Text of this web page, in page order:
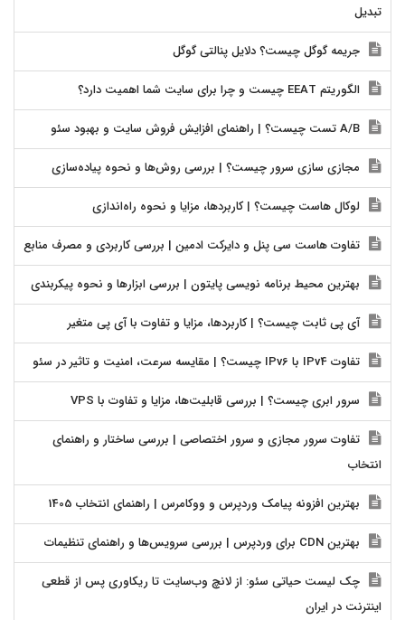
تبدیل
جریمه گوگل چیست؟ دلایل پنالتی گوگل
الگوریتم EEAT چیست و چرا برای سایت شما اهمیت دارد؟
مجازی سازی سرور چیست؟ | بررسی روش‌ها و نحوه پیاده‌سازی
لوکال هاست چیست؟ | کاربردها، مزایا و نحوه راه‌اندازی
تفاوت هاست سی پنل و دایرکت ادمین | بررسی کاربردی و مصرف منابع
بهترین محیط برنامه نویسی پایتون | بررسی ابزارها و نحوه پیکربندی
آی پی ثابت چیست؟ | کاربردها، مزایا و تفاوت با آی پی متغیر
تفاوت IPv4 با IPv6 چیست؟ | مقایسه سرعت، امنیت و تاثیر در سئو
سرور ابری چیست؟ | بررسی قابلیت‌ها، مزایا و تفاوت با VPS
تفاوت سرور مجازی و سرور اختصاصی | بررسی ساختار و راهنمای
انتخاب
بهترین افزونه پیامک وردپرس و ووکامرس | راهنمای انتخاب 1405
بهترین CDN برای وردپرس | بررسی سرویس‌ها و راهنمای تنظیمات
چک لیست حیاتی سئو: از لانچ وب‌سایت تا ریکاوری پس از قطعی
اینترنت در ایران